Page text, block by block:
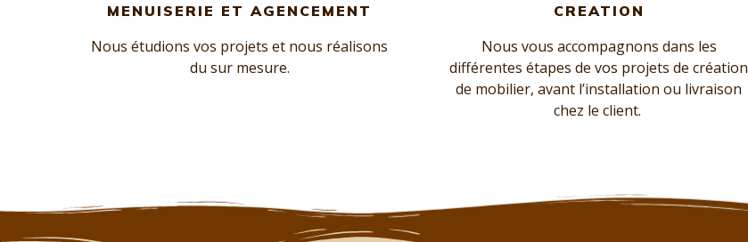
MENUISERIE ET AGENCEMENT
Nous étudions vos projets et nous réalisons
du sur mesure.
CREATION
Nous vous accompagnons dans les
différentes étapes de vos projets de création
de mobilier, avant l’installation ou livraison
chez le client.